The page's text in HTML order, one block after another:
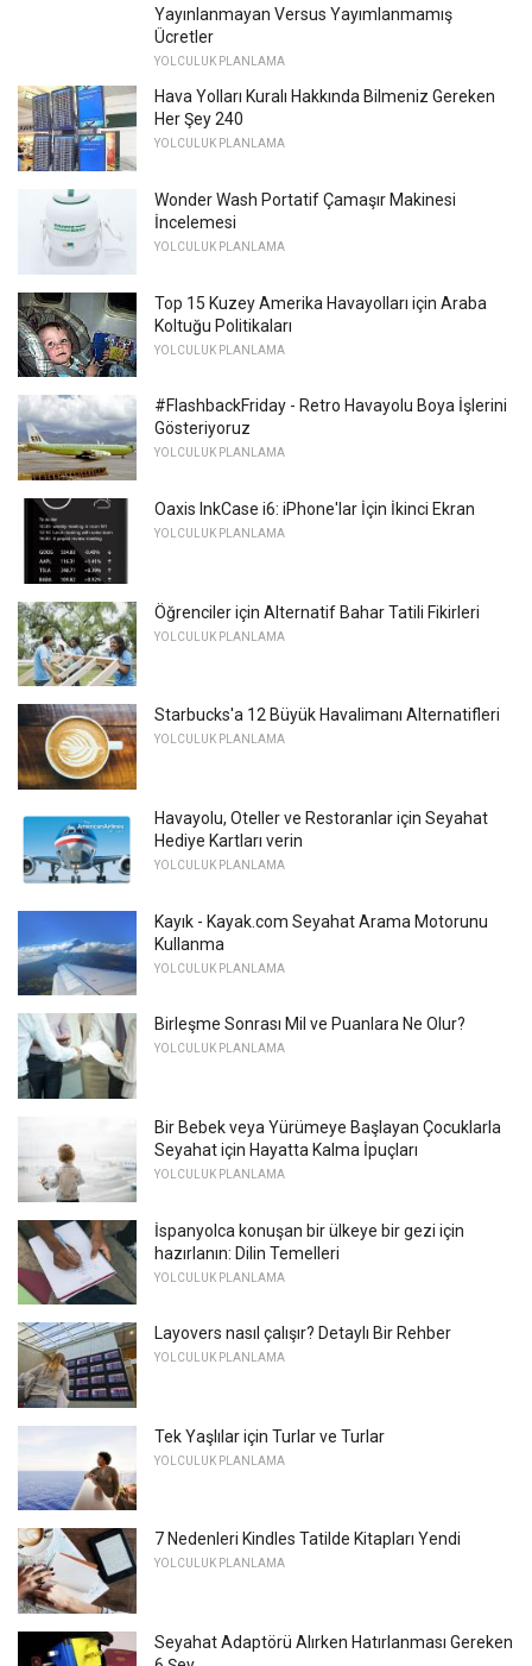
Yayınlanmayan Versus Yayımlanmamış
Ücretler
YOLCULUK PLANLAMA
Hava Yolları Kuralı Hakkında Bilmeniz Gereken
Her Şey 240
YOLCULUK PLANLAMA
Wonder Wash Portatif Çamaşır Makinesi
İncelemesi
YOLCULUK PLANLAMA
Top 15 Kuzey Amerika Havayolları için Araba
Koltuğu Politikaları
YOLCULUK PLANLAMA
#FlashbackFriday - Retro Havayolu Boya İşlerini
Gösteriyoruz
YOLCULUK PLANLAMA
Oaxis InkCase i6: iPhone'lar İçin İkinci Ekran
YOLCULUK PLANLAMA
Öğrenciler için Alternatif Bahar Tatili Fikirleri
YOLCULUK PLANLAMA
Starbucks'a 12 Büyük Havalimanı Alternatifleri
YOLCULUK PLANLAMA
Havayolu, Oteller ve Restoranlar için Seyahat
Hediye Kartları verin
YOLCULUK PLANLAMA
Kayık - Kayak.com Seyahat Arama Motorunu
Kullanma
YOLCULUK PLANLAMA
Birleşme Sonrası Mil ve Puanlara Ne Olur?
YOLCULUK PLANLAMA
Bir Bebek veya Yürümeye Başlayan Çocuklarla
Seyahat için Hayatta Kalma İpuçları
YOLCULUK PLANLAMA
İspanyolca konuşan bir ülkeye bir gezi için
hazırlanın: Dilin Temelleri
YOLCULUK PLANLAMA
Layovers nasıl çalışır? Detaylı Bir Rehber
YOLCULUK PLANLAMA
Tek Yaşlılar için Turlar ve Turlar
YOLCULUK PLANLAMA
7 Nedenleri Kindles Tatilde Kitapları Yendi
YOLCULUK PLANLAMA
Seyahat Adaptörü Alırken Hatırlanması Gereken